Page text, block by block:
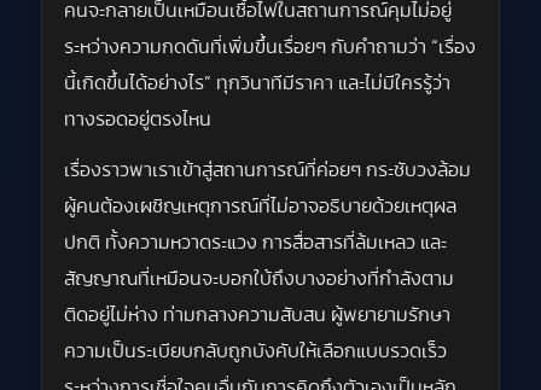
คนจะกลายเป็นเหมือนเชื้อไฟในสถานการณ์คุมไม่อยู่
ระหว่างความกดดันที่เพิ่มขึ้นเรื่อยๆ กับคำถามว่า “เรื่อง
นี้เกิดขึ้นได้อย่างไร” ทุกวินาทีมีราคา และไม่มีใครรู้ว่า
ทางรอดอยู่ตรงไหน
เรื่องราวพาเราเข้าสู่สถานการณ์ที่ค่อยๆ กระชับวงล้อม
ผู้คนต้องเผชิญเหตุการณ์ที่ไม่อาจอธิบายด้วยเหตุผล
ปกติ ทั้งความหวาดระแวง การสื่อสารที่ล้มเหลว และ
สัญญาณที่เหมือนจะบอกใบ้ถึงบางอย่างที่กำลังตาม
ติดอยู่ไม่ห่าง ท่ามกลางความสับสน ผู้พยายามรักษา
ความเป็นระเบียบกลับถูกบังคับให้เลือกแบบรวดเร็ว